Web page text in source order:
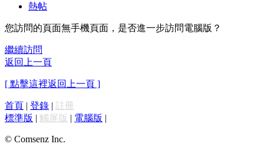
熱帖
您訪問的頁面無手機頁面，是否進一步訪問電腦版？
繼續訪問
返回上一頁
[ 點擊這裡返回上一頁 ]
首頁 | 登錄 | 註冊
標準版 | 觸屏版 | 電腦版 |
© Comsenz Inc.